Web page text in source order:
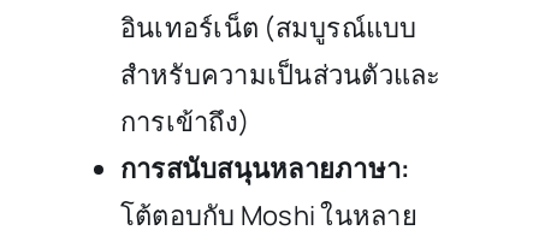
อินเทอร์เน็ต (สมบูรณ์แบบ
สำหรับความเป็นส่วนตัวและ
การเข้าถึง)
การสนับสนุนหลายภาษา:
โต้ตอบกับ Moshi ในหลาย